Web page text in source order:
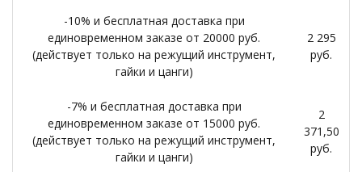
-10% и бесплатная доставка при
единовременном заказе от 20000 руб.
(действует только на режущий инструмент,
гайки и цанги)
2 295
руб.
-7% и бесплатная доставка при
единовременном заказе от 15000 руб.
(действует только на режущий инструмент,
гайки и цанги)
2
371,50
руб.